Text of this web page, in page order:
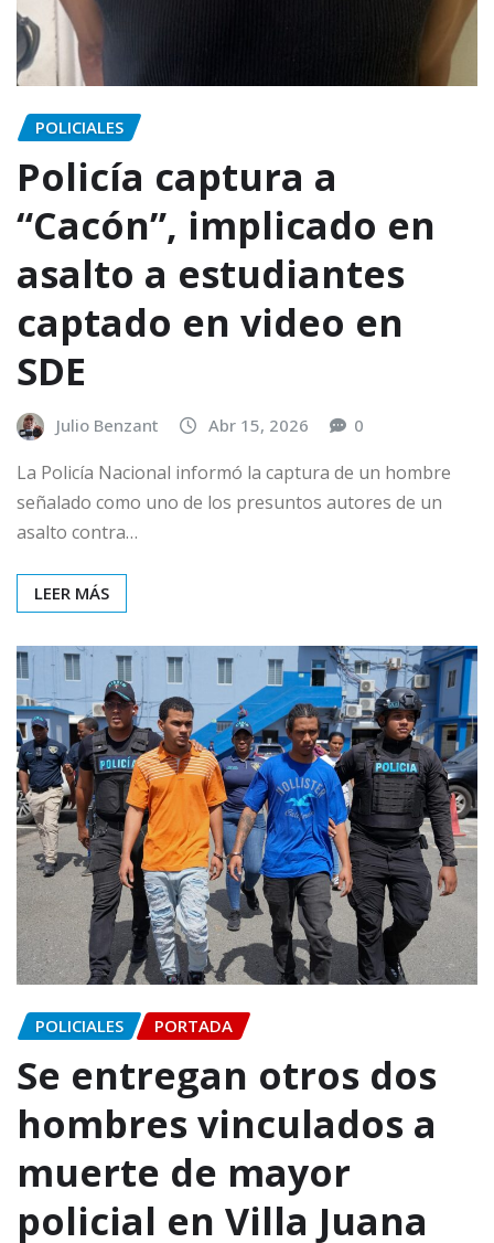
POLICIALES
Policía captura a
“Cacón”, implicado en
asalto a estudiantes
captado en video en
SDE
Julio Benzant Abr 15, 2026 0
La Policía Nacional informó la captura de un hombre
señalado como uno de los presuntos autores de un
asalto contra…
LEER MÁS
POLICIALES PORTADA
Se entregan otros dos
hombres vinculados a
muerte de mayor
policial en Villa Juana